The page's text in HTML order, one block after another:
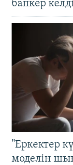
бапкер
"Еркектер
моделін